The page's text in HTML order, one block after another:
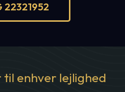
22321952
til enhver lejlighed